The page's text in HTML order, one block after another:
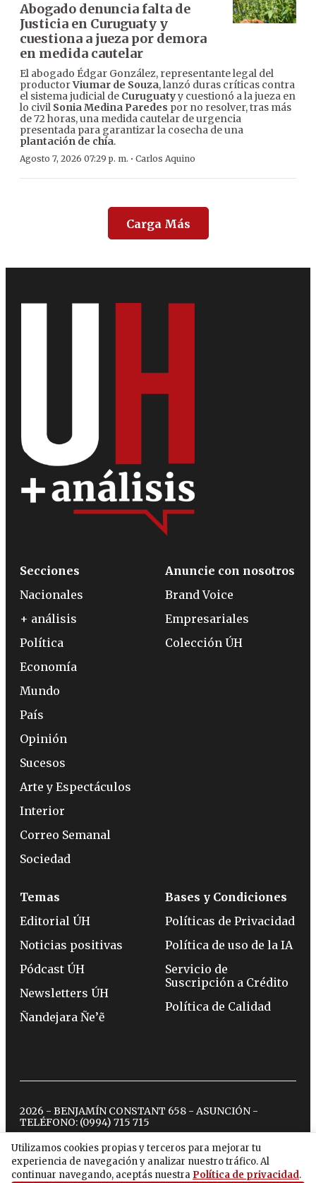
Abogado denuncia falta de
Justicia en Curuguaty y
cuestiona a jueza por demora
en medida cautelar
El abogado Édgar González, representante legal del
productorViumar de Souza, lanzó duras críticas contra
el sistema judicial de Curuguatyy cuestionó a la jueza en
lo civil Sonia Medina Paredes por no resolver, tras más
de 72 horas, una medida cautelar de urgencia
presentada para garantizar la cosecha de una
plantación de chía.
Agosto 7, 2026 07:29 p. m. · Carlos Aquino
Carga Más
Utilizamos cookies propias y terceros para mejorar tu
experiencia de navegación y analizar nuestro tráfico. Al
continuar navegando, aceptás nuestra Política de privacidad.
Secciones
Nacionales
+ análisis
Política
Economía
Mundo
País
Opinión
Sucesos
Arte y Espectáculos
Interior
Correo Semanal
Sociedad
Anuncie con nosotros
Brand Voice
Empresariales
Colección ÚH
Temas
Editorial ÚH
Noticias positivas
Pódcast ÚH
Newsletters ÚH
Ñandejara Ñe’ẽ
Bases y Condiciones
Políticas de Privacidad
Política de uso de la IA
Servicio de
Suscripción a Crédito
Política de Calidad
2026 - BENJAMÍN CONSTANT 658 - ASUNCIÓN -
TELÉFONO: (0994) 715 715
twitterinstagram
facebook
tiktokyoutubespotify